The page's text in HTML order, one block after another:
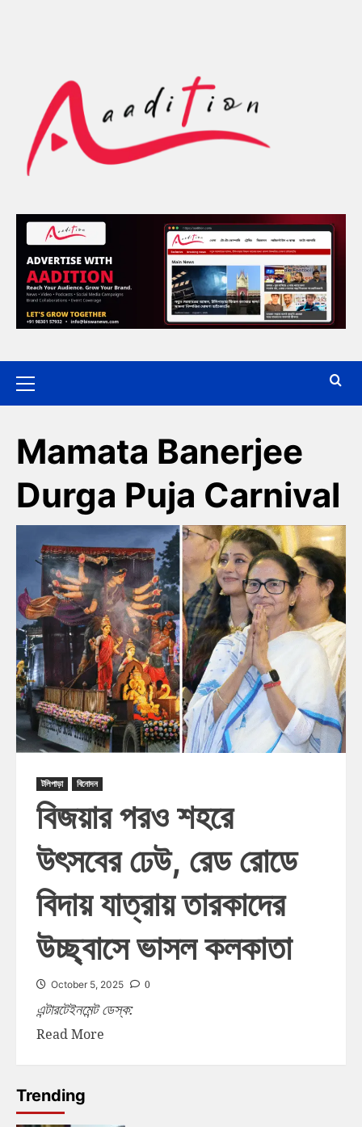
Mamata Banerjee
Durga Puja Carnival
টলিপাড়া বিনোদন
বিজয়ার পরও শহরে
উৎসবের ঢেউ, রেড রোডে
বিদায় যাত্রায় তারকাদের
উচ্ছ্বাসে ভাসল কলকাতা
October 5, 2025 0
এন্টারটেইনমেন্ট ডেস্ক:
Read More
Trending